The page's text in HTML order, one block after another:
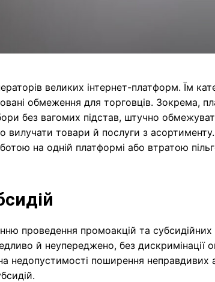
великих інтернет-платформ. Їм
обмеження для торговців. Зокрема,
без вагомих підстав, штучно
вилучати товари й послуги з
на одній платформі або втратою
проведення промоакцій та субсидійних
й неупереджено, без дискримінації
недопустимості поширення неправдивих